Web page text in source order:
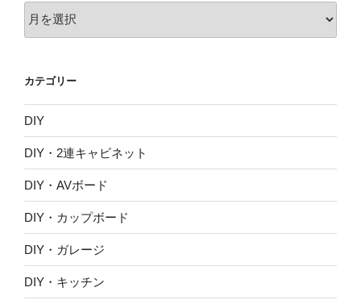
ー
ブ
カテゴリー
DIY
DIY・2連キャビネット
DIY・AVボード
DIY・カップボード
DIY・ガレージ
DIY・キッチン